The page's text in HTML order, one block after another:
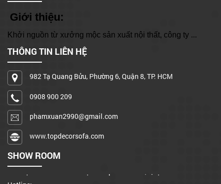
Giới thiệu:
Khởi nguồn từ xưởng mộc sản xuất nội thất, công ty ...
THÔNG TIN LIÊN HỆ
982 Tạ Quang Bửu, Phường 6, Quận 8, TP. HCM
0908 900 209
phamxuan2990@gmail.com
www.topdecorsofa.com
SHOW ROOM
Cơ sở 1: 982 Tạ Quang Bửu, Phường 6, Quận 8, TP. HCM
Hotline: 0908 900 209
Xưởng sản xuất: A15/17 đường Bình Hưng, X. Bình Hưng, Bình
Chánh
Hotline: 0908 900 209
Căn hộ mẫu 2PN - B-9-1 dự án Imperial Place, Quận Bình Tân
Hotline: